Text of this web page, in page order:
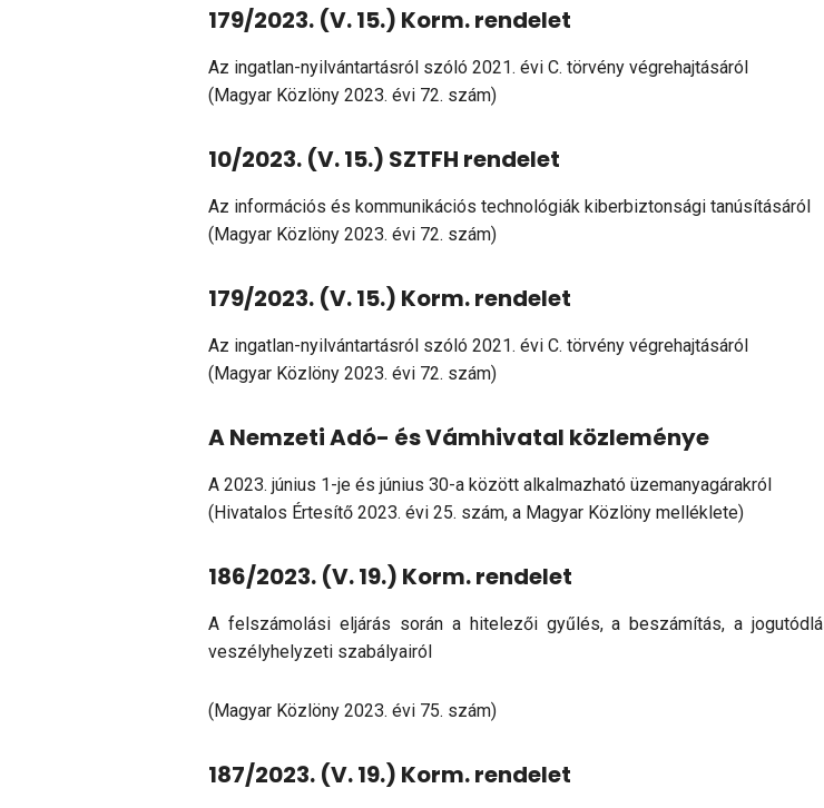
179/2023. (V. 15.) Korm. rendelet
Az ingatlan-nyilvántartásról szóló 2021. évi C. törvény végrehajtásáról
(Magyar Közlöny 2023. évi 72. szám)
10/2023. (V. 15.) SZTFH rendelet
Az információs és kommunikációs technológiák kiberbiztonsági tanúsításáról
(Magyar Közlöny 2023. évi 72. szám)
179/2023. (V. 15.) Korm. rendelet
Az ingatlan-nyilvántartásról szóló 2021. évi C. törvény végrehajtásáról
(Magyar Közlöny 2023. évi 72. szám)
A Nemzeti Adó- és Vámhivatal közleménye
A 2023. június 1-je és június 30-a között alkalmazható üzemanyagárakról
(Hivatalos Értesítő 2023. évi 25. szám, a Magyar Közlöny melléklete)
186/2023. (V. 19.) Korm. rendelet
A felszámolási eljárás során a hitelezői gyűlés, a beszámítás, a
veszélyhelyzeti szabályairól
(Magyar Közlöny 2023. évi 75. szám)
187/2023. (V. 19.) Korm. rendelet